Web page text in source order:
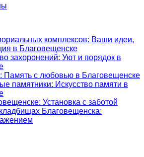
комплексов: Ваши идеи,
в Благовещенске
захоронений: Уют и порядок в
Память с любовью в Благовещенске
памятники: Искусство памяти в
Установка с заботой
Благовещенска: